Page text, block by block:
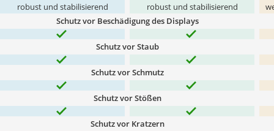
robust und stabilisierend robust und stabilisierend
Schutz vor Beschädigung des Displays
Schutz vor Staub
Schutz vor Schmutz
Schutz vor Stößen
Schutz vor Kratzern